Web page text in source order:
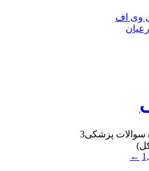
وی اف
سوالات پزشکی3
←